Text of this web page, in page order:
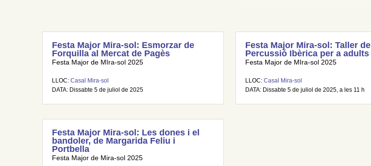
Festa Major Mira-sol: Esmorzar de
Forquilla al Mercat de Pagès
Festa Major de MIra-sol 2025
LLOC: Casal Mira-sol
DATA: Dissabte 5 de juliol de 2025
Festa Major Mira-sol: Taller de
Percussió Ibèrica per a adults
Festa Major de MIra-sol 2025
LLOC: Casal Mira-sol
DATA: Dissabte 5 de juliol de 2025, a les 11 h
Festa Major Mira-sol: Les dones i el
bandoler, de Margarida Feliu i
Portbella
Festa Major de Mira-sol 2025